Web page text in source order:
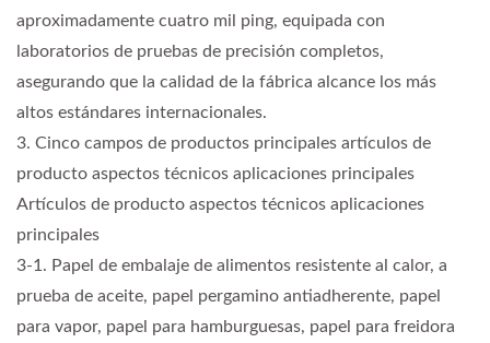
aproximadamente cuatro mil ping, equipada con
laboratorios de pruebas de precisión completos,
asegurando que la calidad de la fábrica alcance los más
altos estándares internacionales.
3. Cinco campos de productos principales artículos de
producto aspectos técnicos aplicaciones principales
Artículos de producto aspectos técnicos aplicaciones
principales
3-1. Papel de embalaje de alimentos resistente al calor, a
prueba de aceite, papel pergamino antiadherente, papel
para vapor, papel para hamburguesas, papel para freidora